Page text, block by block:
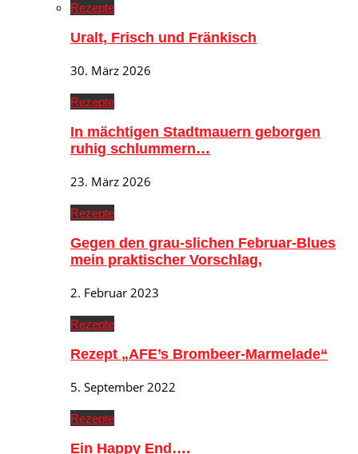
Rezepte
Uralt, Frisch und Fränkisch
30. März 2026
Rezepte
In mächtigen Stadtmauern geborgen
ruhig schlummern…
23. März 2026
Rezepte
Gegen den grau-slichen Februar-Blues
mein praktischer Vorschlag,
2. Februar 2023
Rezepte
Rezept „AFE’s Brombeer-Marmelade“
5. September 2022
Rezepte
Ein Happy End….